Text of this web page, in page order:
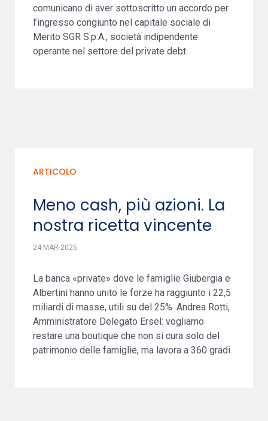
comunicano di aver sottoscritto un accordo per
l’ingresso congiunto nel capitale sociale di
Merito SGR S.p.A., società indipendente
operante nel settore del private debt.
ARTICOLO
Meno cash, più azioni. La
nostra ricetta vincente
24-MAR-2025
La banca «private» dove le famiglie Giubergia e
Albertini hanno unito le forze ha raggiunto i 22,5
miliardi di masse, utili su del 25%. Andrea Rotti,
Amministratore Delegato Ersel: vogliamo
restare una boutique che non si cura solo del
patrimonio delle famiglie, ma lavora a 360 gradi.